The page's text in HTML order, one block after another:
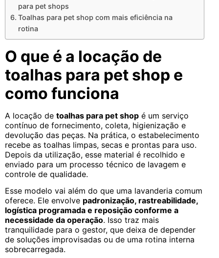
para pet shops
Toalhas para pet shop com mais eficiência na
rotina
O que é a locação de
toalhas para pet shop e
como funciona
A locação de toalhas para pet shop é um serviço
contínuo de fornecimento, coleta, higienização e
devolução das peças. Na prática, o estabelecimento
recebe as toalhas limpas, secas e prontas para uso.
Depois da utilização, esse material é recolhido e
enviado para um processo técnico de lavagem e
controle de qualidade.
Esse modelo vai além do que uma lavanderia comum
oferece. Ele envolve padronização, rastreabilidade,
logística programada e reposição conforme a
necessidade da operação. Isso traz mais
tranquilidade para o gestor, que deixa de depender
de soluções improvisadas ou de uma rotina interna
sobrecarregada.